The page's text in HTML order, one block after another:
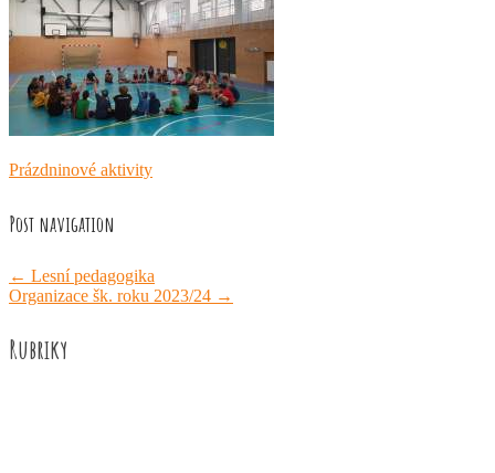
Prázdninové aktivity
Post navigation
← Lesní pedagogika
Organizace šk. roku 2023/24 →
Rubriky